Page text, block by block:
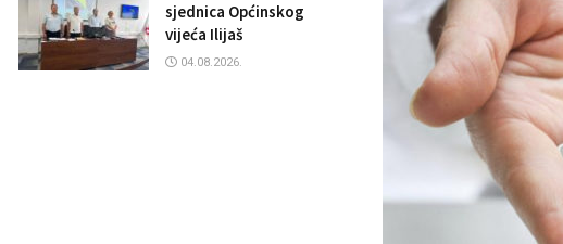
sjednica Općinskog
vijeća Ilijaš
04.08.2026.